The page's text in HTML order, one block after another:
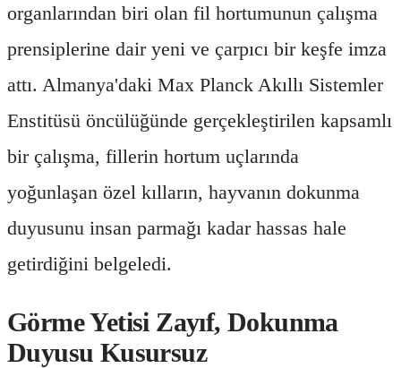
organlarından biri olan fil hortumunun çalışma
prensiplerine dair yeni ve çarpıcı bir keşfe imza
attı. Almanya'daki Max Planck Akıllı Sistemler
Enstitüsü öncülüğünde gerçekleştirilen kapsamlı
bir çalışma, fillerin hortum uçlarında
yoğunlaşan özel kılların, hayvanın dokunma
duyusunu insan parmağı kadar hassas hale
getirdiğini belgeledi.
Görme Yetisi Zayıf, Dokunma
Duyusu Kusursuz